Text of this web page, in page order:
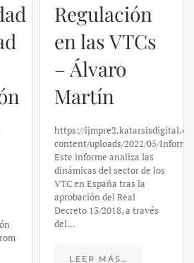
wp-
Informe_sobre_las_VTC.pdf
El caso de
Silicon
Valley Bank:
un análisis
financiero –
Daniel
Fernández